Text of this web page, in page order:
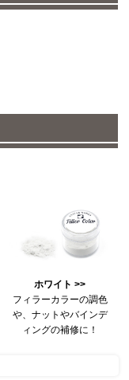
ホワイト >>
フィラーカラーの調色
や、ナットやバインデ
ィングの補修に！